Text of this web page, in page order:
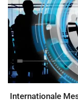
Internationale